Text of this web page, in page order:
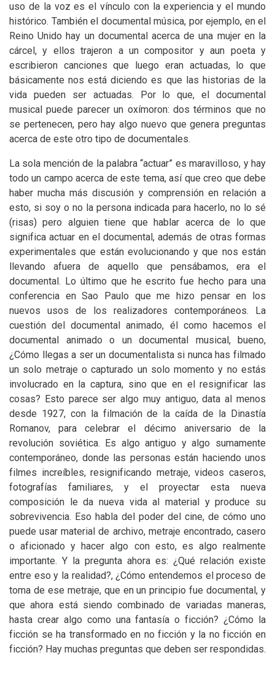
uso de la voz es el vínculo con la experiencia y el mundo
histórico. También el documental música, por ejemplo, en el
Reino Unido hay un documental acerca de una mujer en la
cárcel, y ellos trajeron a un compositor y aun poeta y
escribieron canciones que luego eran actuadas, lo que
básicamente nos está diciendo es que las historias de la
vida pueden ser actuadas. Por lo que, el documental
musical puede parecer un oxímoron: dos términos que no
se pertenecen, pero hay algo nuevo que genera preguntas
acerca de este otro tipo de documentales.
La sola mención de la palabra “actuar” es maravilloso, y hay
todo un campo acerca de este tema, así que creo que debe
haber mucha más discusión y comprensión en relación a
esto, si soy o no la persona indicada para hacerlo, no lo sé
(risas) pero alguien tiene que hablar acerca de lo que
significa actuar en el documental, además de otras formas
experimentales que están evolucionando y que nos están
llevando afuera de aquello que pensábamos, era el
documental. Lo último que he escrito fue hecho para una
conferencia en Sao Paulo que me hizo pensar en los
nuevos usos de los realizadores contemporáneos. La
cuestión del documental animado, él como hacemos el
documental animado o un documental musical, bueno,
¿Cómo llegas a ser un documentalista si nunca has filmado
un solo metraje o capturado un solo momento y no estás
involucrado en la captura, sino que en el resignificar las
cosas? Esto parece ser algo muy antiguo, data al menos
desde 1927, con la filmación de la caída de la Dinastía
Romanov, para celebrar el décimo aniversario de la
revolución soviética. Es algo antiguo y algo sumamente
contemporáneo, donde las personas están haciendo unos
filmes increíbles, resignificando metraje, videos caseros,
fotografías familiares, y el proyectar esta nueva
composición le da nueva vida al material y produce su
sobrevivencia. Eso habla del poder del cine, de cómo uno
puede usar material de archivo, metraje encontrado, casero
o aficionado y hacer algo con esto, es algo realmente
importante. Y la pregunta ahora es: ¿Qué relación existe
entre eso y la realidad?, ¿Cómo entendemos el proceso de
toma de ese metraje, que en un principio fue documental, y
que ahora está siendo combinado de variadas maneras,
hasta crear algo como una fantasía o ficción? ¿Cómo la
ficción se ha transformado en no ficción y la no ficción en
ficción? Hay muchas preguntas que deben ser respondidas.